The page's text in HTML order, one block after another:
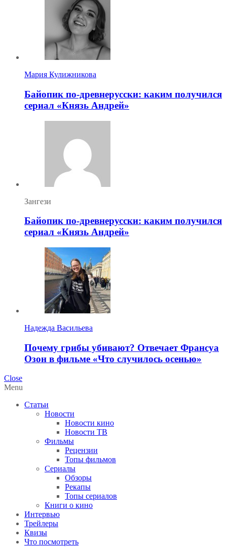
Мария Кулижникова
Байопик по-древнерусски: каким получился
сериал «Князь Андрей»
Зангези
Байопик по-древнерусски: каким получился
сериал «Князь Андрей»
Надежда Васильева
Почему грибы убивают? Отвечает Франсуа
Озон в фильме «Что случилось осенью»
Close
Menu
Статьи
Новости
Новости кино
Новости ТВ
Фильмы
Рецензии
Топы фильмов
Сериалы
Обзоры
Рекапы
Топы сериалов
Книги о кино
Интервью
Трейлеры
Квизы
Что посмотреть